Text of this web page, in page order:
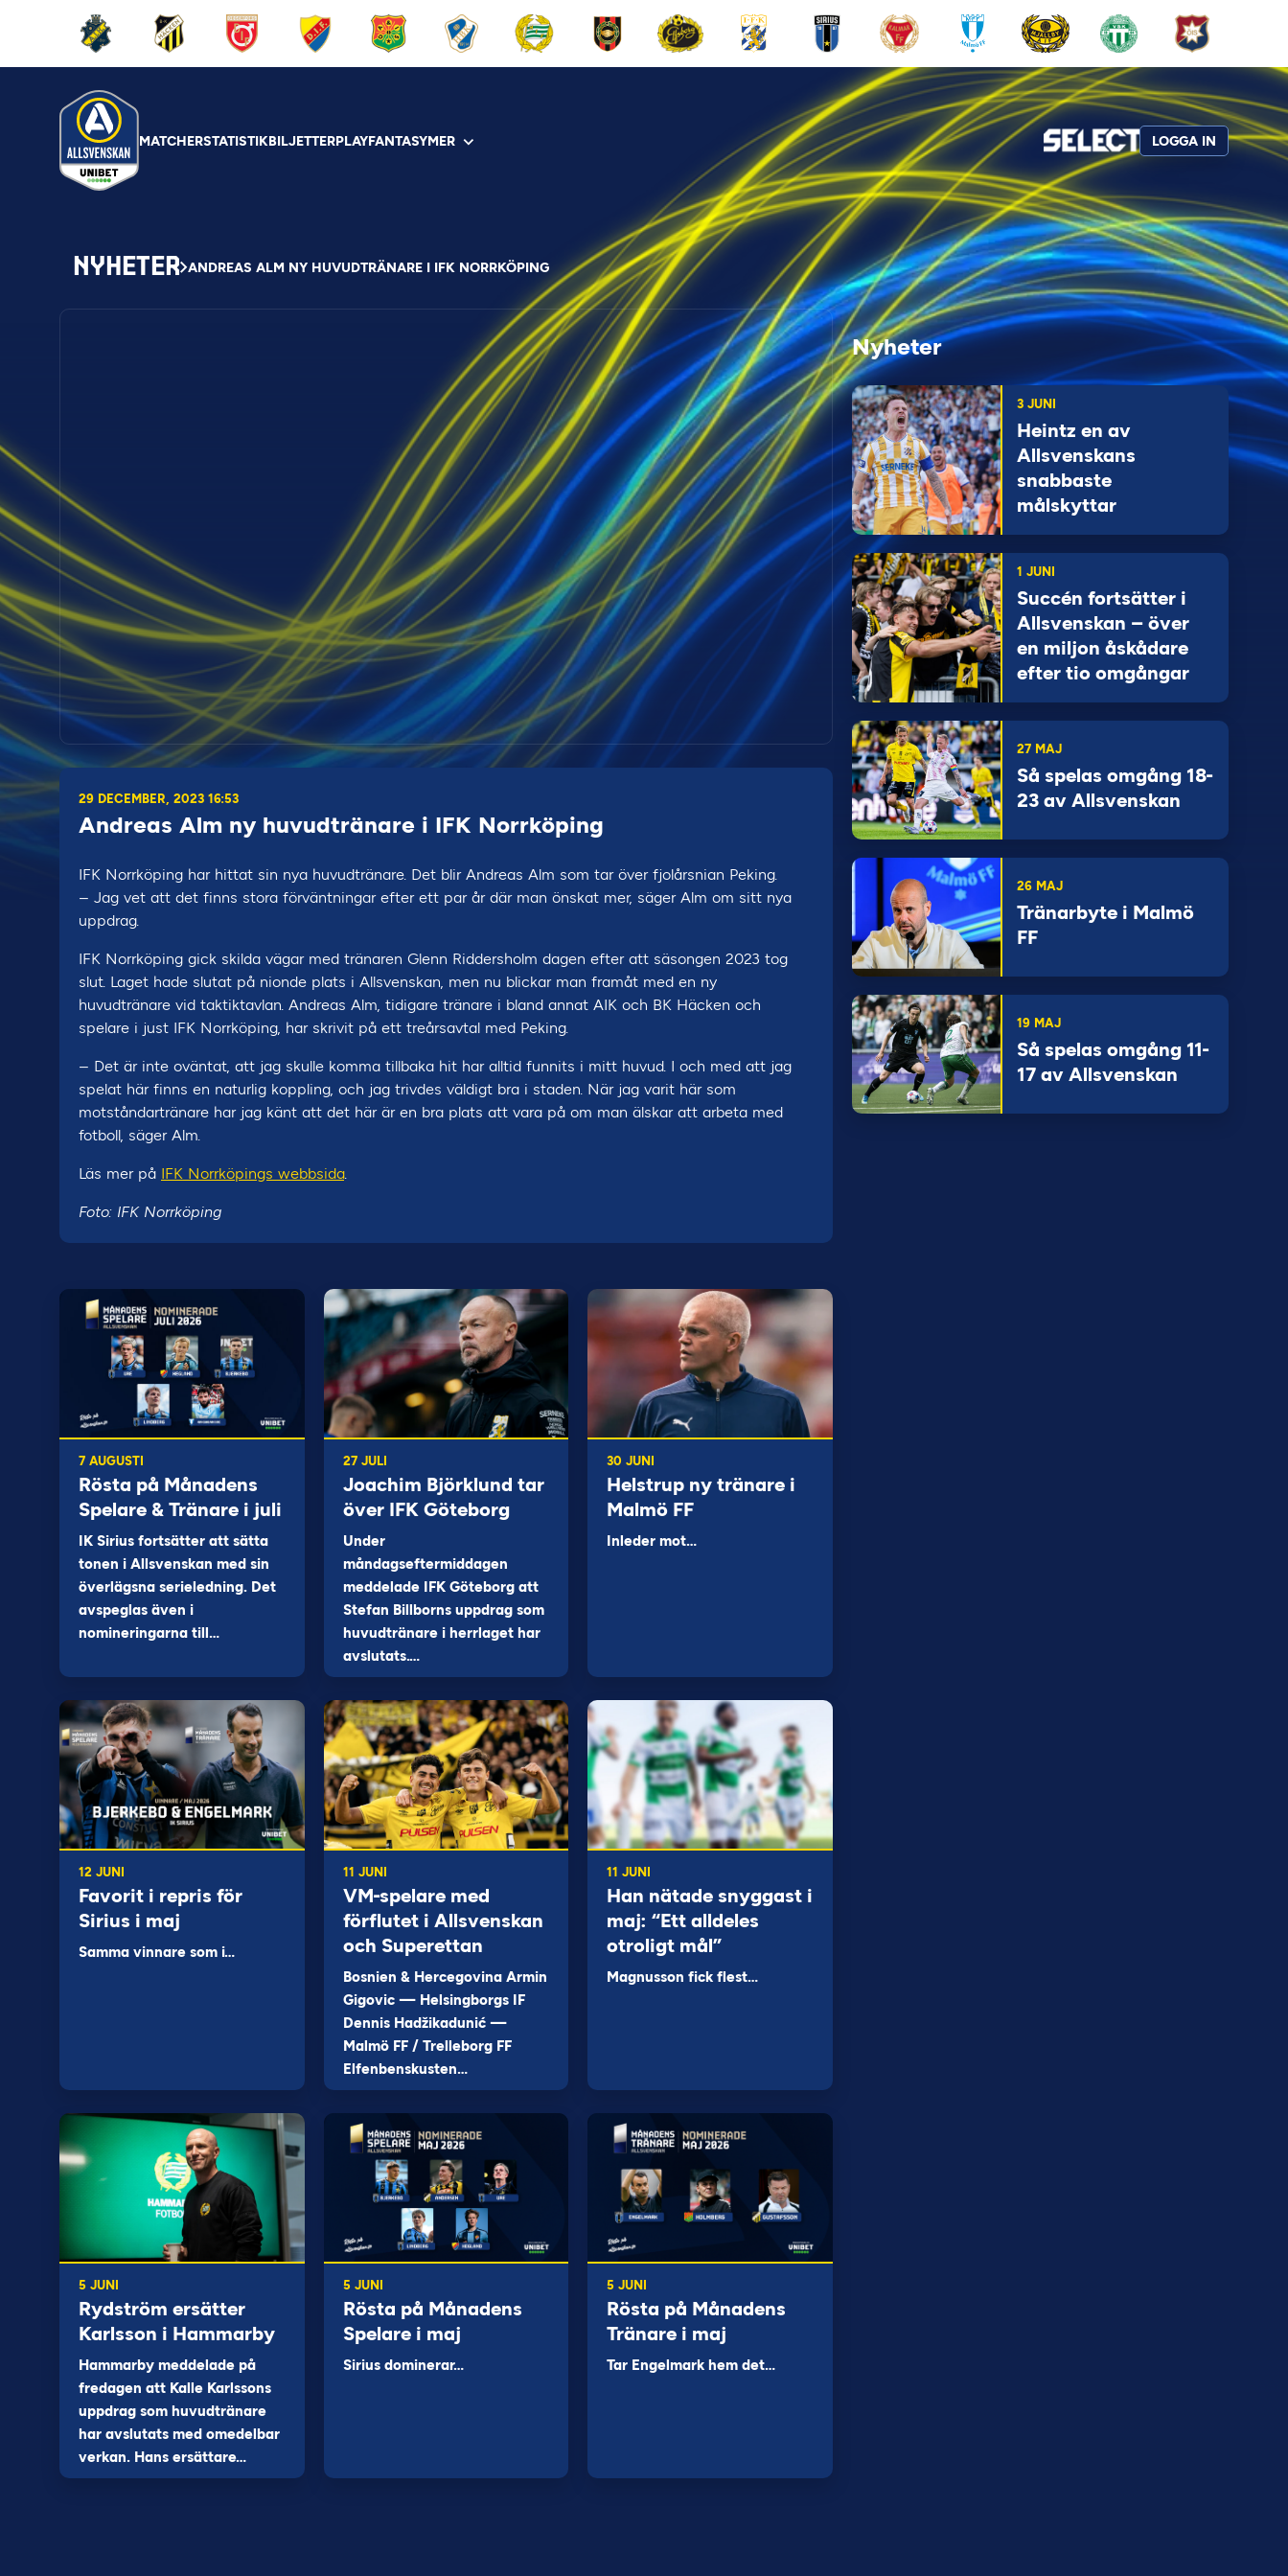
MATCHERSTATISTIKBILJETTERPLAYFANTASYMER LOGGA IN
NYHETER ANDREAS ALM NY HUVUDTRÄNARE I IFK NORRKÖPING
29 DECEMBER, 2023 16:53
Andreas Alm ny huvudtränare i IFK Norrköping
IFK Norrköping har hittat sin nya huvudtränare. Det blir Andreas Alm som tar över fjolårsnian Peking.
– Jag vet att det finns stora förväntningar efter ett par år där man önskat mer, säger Alm om sitt nya
uppdrag.
IFK Norrköping gick skilda vägar med tränaren Glenn Riddersholm dagen efter att säsongen 2023 tog
slut. Laget hade slutat på nionde plats i Allsvenskan, men nu blickar man framåt med en ny
huvudtränare vid taktiktavlan. Andreas Alm, tidigare tränare i bland annat AIK och BK Häcken och
spelare i just IFK Norrköping, har skrivit på ett treårsavtal med Peking.
– Det är inte oväntat, att jag skulle komma tillbaka hit har alltid funnits i mitt huvud. I och med att jag
spelat här finns en naturlig koppling, och jag trivdes väldigt bra i staden. När jag varit här som
motståndartränare har jag känt att det här är en bra plats att vara på om man älskar att arbeta med
fotboll, säger Alm.
Läs mer på IFK Norrköpings webbsida.
Foto: IFK Norrköping
7 AUGUSTI
Rösta på Månadens
Spelare & Tränare i juli
IK Sirius fortsätter att sätta
tonen i Allsvenskan med sin
överlägsna serieledning. Det
avspeglas även i
nomineringarna till…
27 JULI
Joachim Björklund tar
över IFK Göteborg
Under
måndagseftermiddagen
meddelade IFK Göteborg att
Stefan Billborns uppdrag som
huvudtränare i herrlaget har
avslutats.…
30 JUNI
Helstrup ny tränare i
Malmö FF
Inleder mot…
12 JUNI
Favorit i repris för
Sirius i maj
Samma vinnare som i…
11 JUNI
VM-spelare med
förflutet i Allsvenskan
och Superettan
Bosnien & Hercegovina Armin
Gigovic — Helsingborgs IF
Dennis Hadžikadunić —
Malmö FF / Trelleborg FF
Elfenbenskusten…
11 JUNI
Han nätade snyggast i
maj: “Ett alldeles
otroligt mål”
Magnusson fick flest…
5 JUNI
Rydström ersätter
Karlsson i Hammarby
Hammarby meddelade på
fredagen att Kalle Karlssons
uppdrag som huvudtränare
har avslutats med omedelbar
verkan. Hans ersättare…
5 JUNI
Rösta på Månadens
Spelare i maj
Sirius dominerar…
5 JUNI
Rösta på Månadens
Tränare i maj
Tar Engelmark hem det…
Nyheter
3 JUNI
Heintz en av
Allsvenskans
snabbaste
målskyttar
1 JUNI
Succén fortsätter i
Allsvenskan – över
en miljon åskådare
efter tio omgångar
27 MAJ
Så spelas omgång 18-
23 av Allsvenskan
26 MAJ
Tränarbyte i Malmö
FF
19 MAJ
Så spelas omgång 11-
17 av Allsvenskan